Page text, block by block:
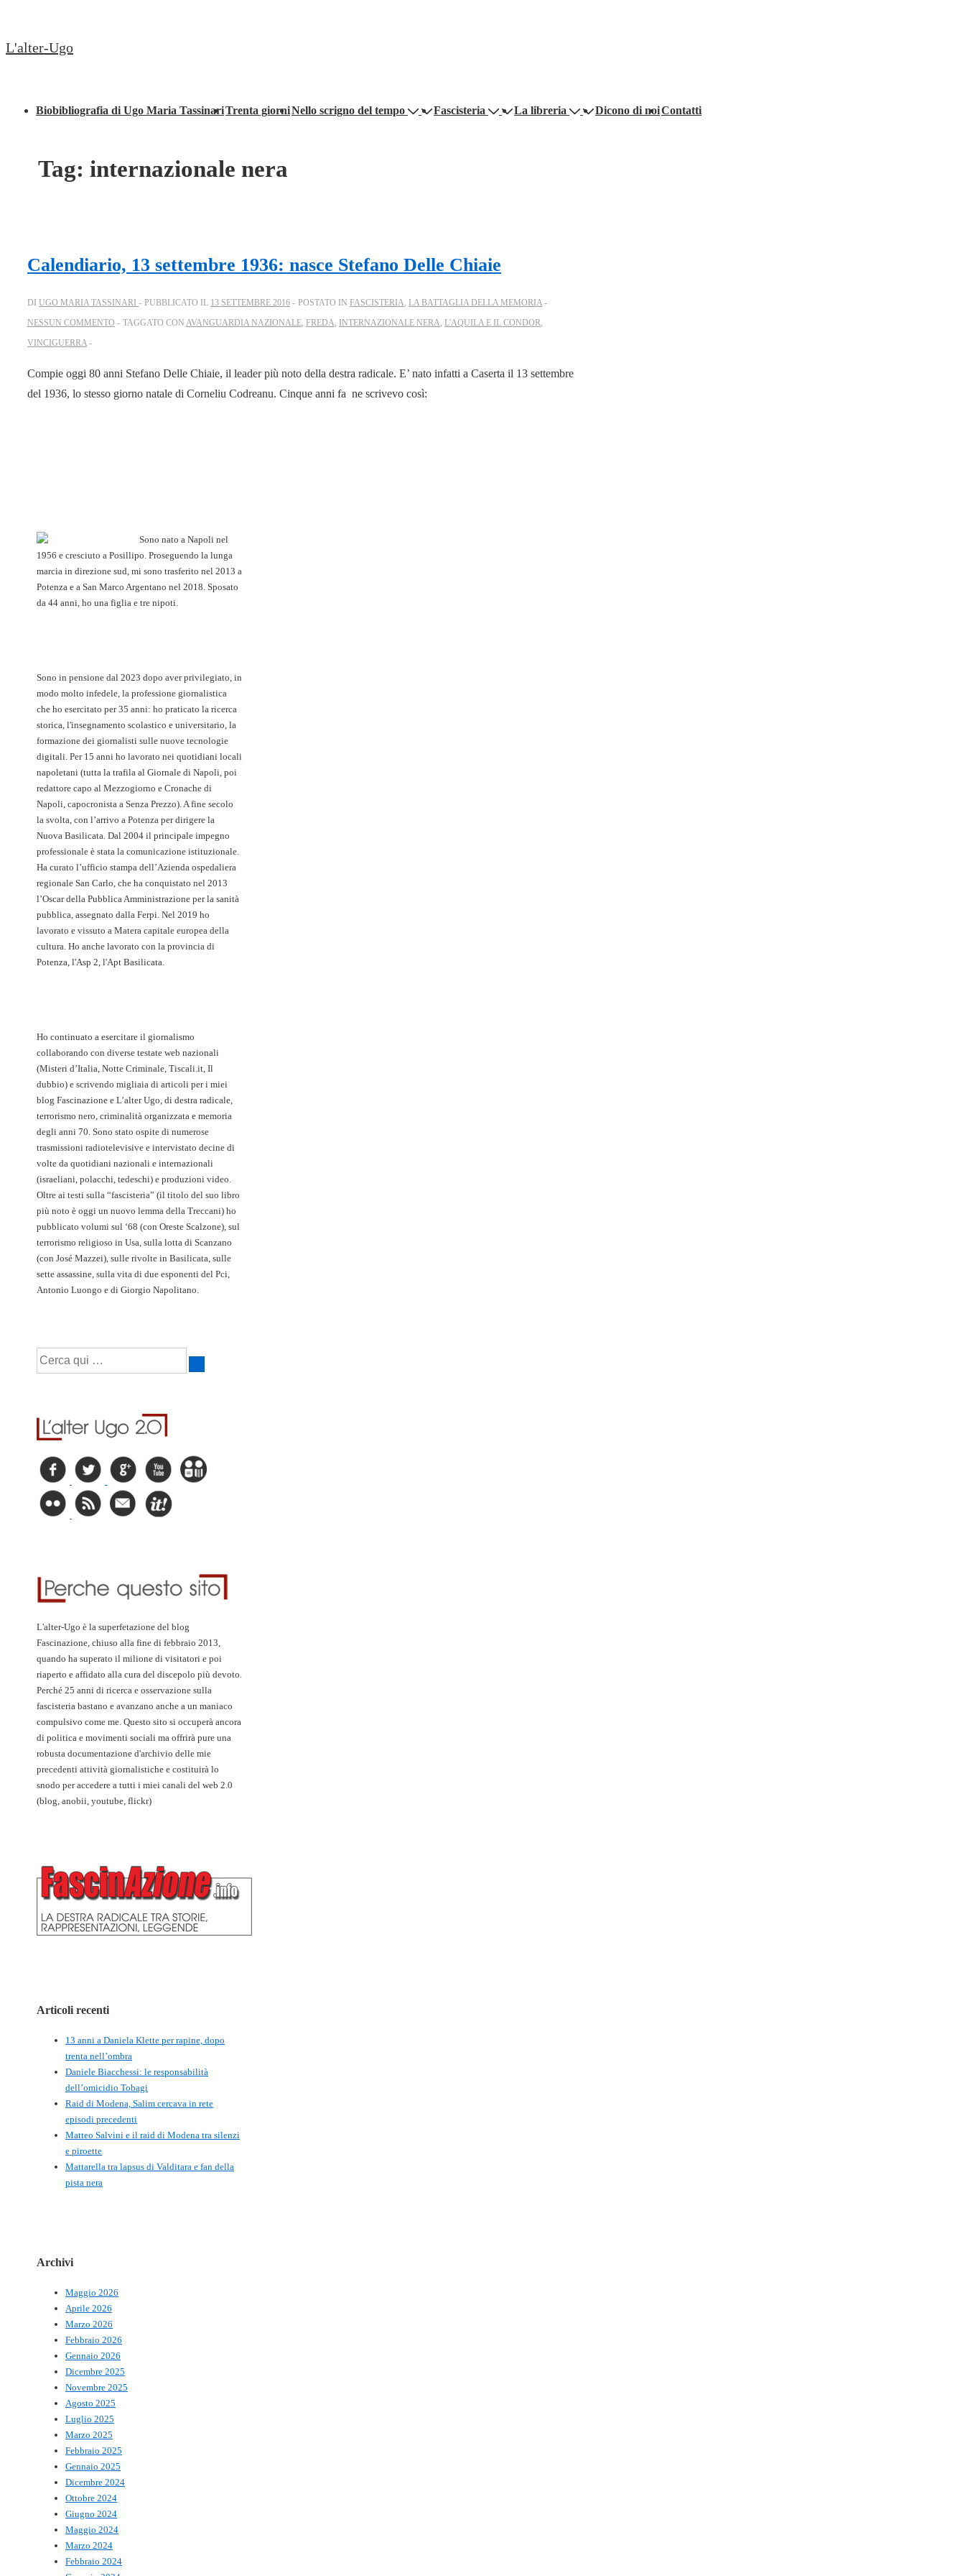
al
L'alter-Ugo
Menu
Biobibliografia di Ugo Maria TassinariTrenta giorniNello scrigno del tempo Fascisteria La libreria Dicono di noiContatti
Tag: internazionale nera
Calendiario, 13 settembre 1936: nasce Stefano Delle Chiaie
DI UGO MARIA TASSINARI PUBBLICATO IL 13 SETTEMBRE 2016 POSTATO IN FASCISTERIA, LA BATTAGLIA DELLA MEMORIA
NESSUN COMMENTO
TAGGATO CON AVANGUARDIA NAZIONALE, FREDA, INTERNAZIONALE NERA, L'AQUILA E IL CONDOR,
VINCIGUERRA
Compie oggi 80 anni Stefano Delle Chiaie, il leader più noto della destra radicale. E’ nato infatti a Caserta il 13 settembre
del 1936, lo stesso giorno natale di Corneliu Codreanu. Cinque anni fa ne scrivevo così:
Sono nato a Napoli nel
1956 e cresciuto a Posillipo. Proseguendo la lunga
marcia in direzione sud, mi sono trasferito nel 2013 a
Potenza e a San Marco Argentano nel 2018. Sposato
da 44 anni, ho una figlia e tre nipoti.
Sono in pensione dal 2023 dopo aver privilegiato, in
modo molto infedele, la professione giornalistica
che ho esercitato per 35 anni: ho praticato la ricerca
storica, l'insegnamento scolastico e universitario, la
formazione dei giornalisti sulle nuove tecnologie
digitali. Per 15 anni ho lavorato nei quotidiani locali
napoletani (tutta la trafila al Giornale di Napoli, poi
redattore capo al Mezzogiorno e Cronache di
Napoli, capocronista a Senza Prezzo). A fine secolo
la svolta, con l’arrivo a Potenza per dirigere la
Nuova Basilicata. Dal 2004 il principale impegno
professionale è stata la comunicazione istituzionale.
Ha curato l’ufficio stampa dell’Azienda ospedaliera
regionale San Carlo, che ha conquistato nel 2013
l’Oscar della Pubblica Amministrazione per la sanità
pubblica, assegnato dalla Ferpi. Nel 2019 ho
lavorato e vissuto a Matera capitale europea della
cultura. Ho anche lavorato con la provincia di
Potenza, l'Asp 2, l'Apt Basilicata.
Ho continuato a esercitare il giornalismo
collaborando con diverse testate web nazionali
(Misteri d’Italia, Notte Criminale, Tiscali.it, Il
dubbio) e scrivendo migliaia di articoli per i miei
blog Fascinazione e L’alter Ugo, di destra radicale,
terrorismo nero, criminalità organizzata e memoria
degli anni 70. Sono stato ospite di numerose
trasmissioni radiotelevisive e intervistato decine di
volte da quotidiani nazionali e internazionali
(israeliani, polacchi, tedeschi) e produzioni video.
Oltre ai testi sulla “fascisteria” (il titolo del suo libro
più noto è oggi un nuovo lemma della Treccani) ho
pubblicato volumi sul ‘68 (con Oreste Scalzone), sul
terrorismo religioso in Usa, sulla lotta di Scanzano
(con José Mazzei), sulle rivolte in Basilicata, sulle
sette assassine, sulla vita di due esponenti del Pci,
Antonio Luongo e di Giorgio Napolitano.
Cerca:
L'alter-Ugo è la superfetazione del blog
Fascinazione, chiuso alla fine di febbraio 2013,
quando ha superato il milione di visitatori e poi
riaperto e affidato alla cura del discepolo più devoto.
Perché 25 anni di ricerca e osservazione sulla
fascisteria bastano e avanzano anche a un maniaco
compulsivo come me. Questo sito si occuperà ancora
di politica e movimenti sociali ma offrirà pure una
robusta documentazione d'archivio delle mie
precedenti attività giornalistiche e costituirà lo
snodo per accedere a tutti i miei canali del web 2.0
(blog, anobii, youtube, flickr)
Articoli recenti
13 anni a Daniela Klette per rapine, dopo
trenta nell’ombra
Daniele Biacchessi: le responsabilità
dell’omicidio Tobagi
Raid di Modena, Salim cercava in rete
episodi precedenti
Matteo Salvini e il raid di Modena tra silenzi
e piroette
Mattarella tra lapsus di Valditara e fan della
pista nera
Archivi
Maggio 2026
Aprile 2026
Marzo 2026
Febbraio 2026
Gennaio 2026
Dicembre 2025
Novembre 2025
Agosto 2025
Luglio 2025
Marzo 2025
Febbraio 2025
Gennaio 2025
Dicembre 2024
Ottobre 2024
Giugno 2024
Maggio 2024
Marzo 2024
Febbraio 2024